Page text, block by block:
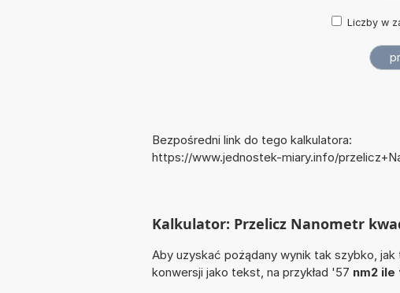
Liczby w
Bezpośredni link do tego kalkulatora:
https://www.jednostek-miary.info/
Kalkulator: Przelicz Nanometr
Aby uzyskać pożądany wynik tak szybko,
konwersji jako tekst, na przykład '57 nm2 ile